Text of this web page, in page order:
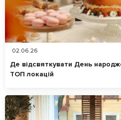
02.06.26
Де відсвяткувати День
ТОП локацій